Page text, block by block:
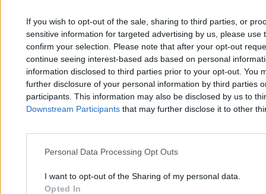
If you wish to opt-out of the sale, sharing to third parties, or
sensitive information for targeted advertising by us, please use
confirm your selection. Please note that after your opt-out
continue seeing interest-based ads based on personal
information disclosed to third parties prior to your opt-out. You
further disclosure of your personal information by third parties
participants. This information may also be disclosed by us to
Downstream Participants that may further disclose it to other
Personal Data Processing Opt Outs
I want to opt-out of the Sharing of my personal data.
Opted In
Hiszpańskie bazy. Profesor tłumaczy, dlaczego są
tak istotne
Tomasz Pałasz
05.03.2026
Szturm na Ceutę. Nagrania z najazdu migrantów obiegły sieć